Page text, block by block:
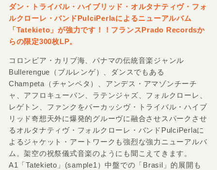
ダン・トライバル・ハイブリッド・オルタナティヴ・フォ
ルクローレ・バンドPulciPerlaによるニューアルバム
「Tatekieto」が強力です！！フランスPrado Recordsか
らの限定300枚LP。
コロンビア・カリブ海、パナマの伝統音楽ジャンル
Bullerengue（ブルレンゲ）、ダンスでもある
Champeta（チャンペタ）、アンデス・アマゾンチーチ
ャ、アフロキューバン、ラテンジャズ、フォルクローレ、
レゲトン、ファンクをパーカッシヴ・トライバル・ハイブ
リッド奇想天外に爆発的グルーヴに融合させスパークさせ
るオルタナティヴ・フォルクローレ・バンドPulciPerlaに
よるジャケット・アートワークも強烈な強力ニューアルバ
ム。架空の祝祭儀式音楽のようにも聞こえてきます。
A1「Tatekieto」(sample1）中盤での「Brasil」的展開も